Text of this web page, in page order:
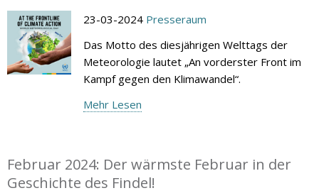
23-03-2024 Presseraum
Das Motto des diesjährigen Welttags der
Meteorologie lautet „An vorderster Front im
Kampf gegen den Klimawandel“.
Mehr Lesen
Februar 2024: Der wärmste Februar in der
Geschichte des Findel!